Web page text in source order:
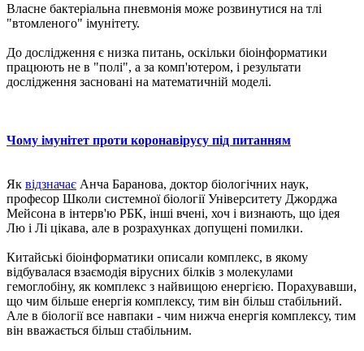
Власне бактеріальна пневмонія може розвинутися на тлі
"втомленого" імунітету.
До дослідження є низка питань, оскільки біоінформатики
працюють не в "полі", а за комп'ютером, і результати
дослідження засновані на математичній моделі.
Чому імунітет проти коронавірусу під питанням
Як відзначає Анча Баранова, доктор біологічних наук,
професор Школи системної біології Університету Джорджа
Мейсона в інтерв'ю РБК, інші вчені, хоч і визнають, що ідея
Лю і Лі цікава, але в розрахунках допущені помилки.
Китайські біоінформатики описали комплекс, в якому
відбувалася взаємодія вірусних білків з молекулами
гемоглобіну, як комплекс з найвищою енергією. Порахувавши,
що чим більше енергія комплексу, тим він більш стабільний.
Але в біології все навпаки - чим нижча енергія комплексу, тим
він вважається більш стабільним.